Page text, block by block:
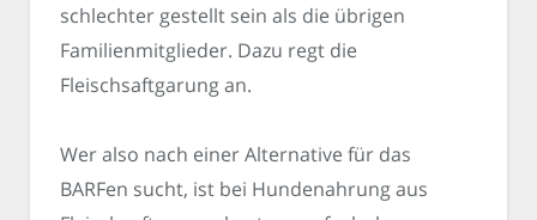
schlechter gestellt sein als die übrigen
Familienmitglieder. Dazu regt die
Fleischsaftgarung an.
Wer also nach einer Alternative für das
BARFen sucht, ist bei Hundenahrung aus